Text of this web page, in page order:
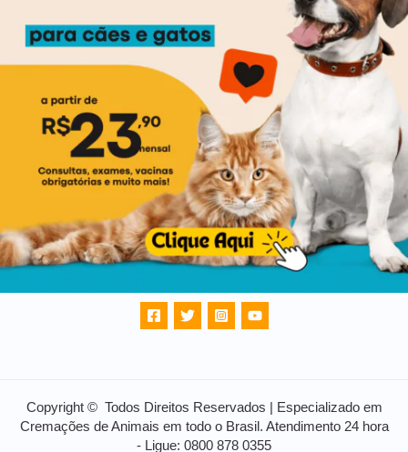
Copyright © Todos Direitos Reservados | Especializado em
Cremações de Animais em todo o Brasil. Atendimento 24 hora
- Ligue: 0800 878 0355